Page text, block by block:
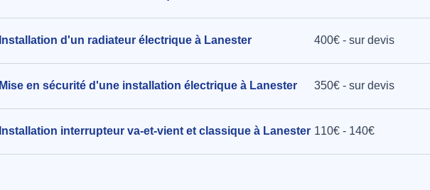
Installation d'un radiateur électrique à Lanester 400€ - sur devis
Mise en sécurité d'une installation électrique à Lanester 350€ - sur devis
Installation interrupteur va-et-vient et classique à Lanester 110€ - 140€